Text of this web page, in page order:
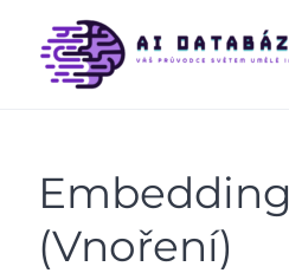
content
Embedding
(Vnoření)